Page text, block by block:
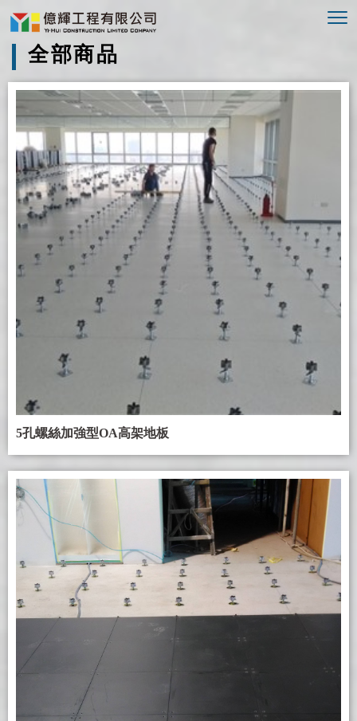
全部商品
5孔螺絲加強型OA高架地板